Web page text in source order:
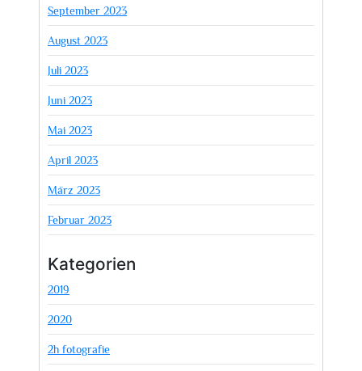
September 2023
August 2023
Juli 2023
Juni 2023
Mai 2023
April 2023
März 2023
Februar 2023
Kategorien
2019
2020
2h fotografie